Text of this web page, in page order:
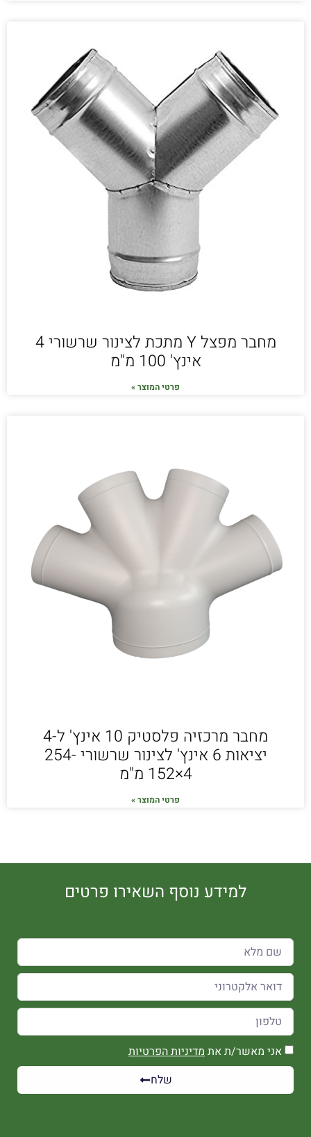
מחבר מפצל Y מתכת לצינור שרשורי 4
אינץ' 100 מ"מ
פרטי המוצר »
מחבר מרכזיה פלסטיק 10 אינץ' ל-4
יציאות 6 אינץ' לצינור שרשורי 254-
4×152 מ"מ
פרטי המוצר »
למידע נוסף השאירו פרטים
אני מאשר/ת את מדיניות הפרטיות
שלח